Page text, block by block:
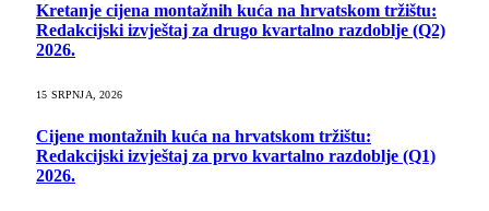
Kretanje cijena montažnih kuća na hrvatskom tržištu:
Redakcijski izvještaj za drugo kvartalno razdoblje (Q2)
2026.
15 SRPNJA, 2026
Cijene montažnih kuća na hrvatskom tržištu:
Redakcijski izvještaj za prvo kvartalno razdoblje (Q1)
2026.